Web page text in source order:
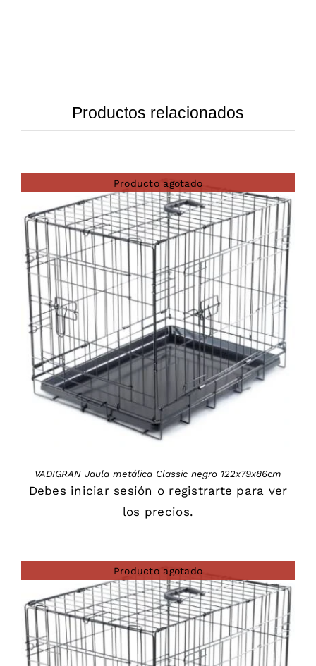
Productos relacionados
Producto agotado
DETAILS
VADIGRAN Jaula metálica Classic negro 122x79x86cm
Debes iniciar sesión o registrarte para ver
los precios.
Producto agotado